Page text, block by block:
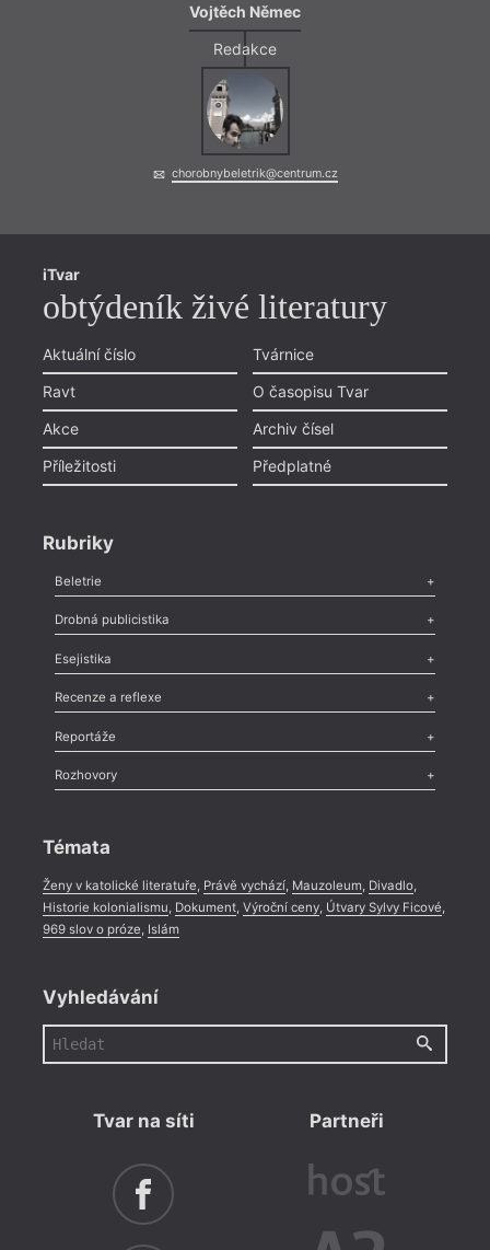
Vojtěch Němec
Redakce
chorobnybeletrik@centrum.cz
iTvar
obtýdeník živé literatury
Aktuální číslo
Ravt
Akce
Příležitosti
Tvárnice
O časopisu Tvar
Archiv čísel
Předplatné
Rubriky
Beletrie
Poezie,Próza,Dokumenty
Drobná publicistika
Odlesk
Nekrolog,Glosa,Sloupek,Pozvánka,Literární soutěž,
Esejistika
Esej ,Pádlo,Úvaha
Recenze a reflexe
Recenze
Méně slov o próze,Celá rubrika
Reportáže
Literární zítřky
Celá rubrika
Rozhovory
Témata
Ženy v katolické literatuře, Právě vychází, Mauzoleum, Divadlo,
Historie kolonialismu, Dokument, Výroční ceny, Útvary Sylvy Ficové,
969 slov o próze, Islám
Vyhledávání
Tvar na síti Partneři